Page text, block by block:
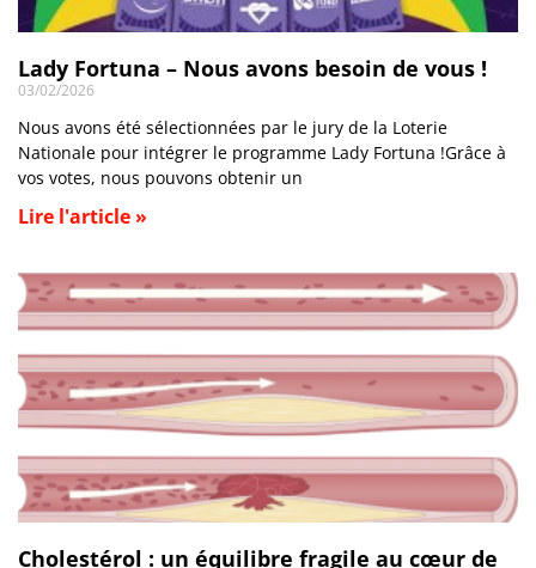
Lady Fortuna – Nous avons besoin de vous !
03/02/2026
Nous avons été sélectionnées par le jury de la Loterie
Nationale pour intégrer le programme Lady Fortuna !Grâce à
vos votes, nous pouvons obtenir un
Lire l'article »
Cholestérol : un équilibre fragile au cœur de